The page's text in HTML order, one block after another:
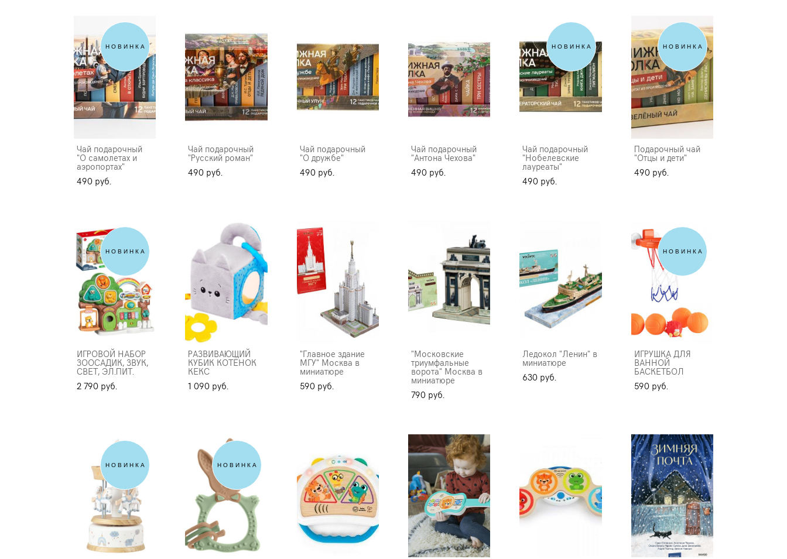
НОВИНКА
Чай подарочный
"О самолетах и
аэропортах"
490 pуб.
Чай подарочный
"Русский роман"
490 pуб.
Чай подарочный
"О дружбе"
490 pуб.
Чай подарочный
"Антона Чехова"
490 pуб.
НОВИНКА
Чай подарочный
"Нобелевские
лауреаты"
490 pуб.
НОВИНКА
Подарочный чай
"Отцы и дети"
490 pуб.
НОВИНКА
ИГРОВОЙ НАБОР
ЗООСАДИК, ЗВУК,
СВЕТ, ЭЛ.ПИТ.
2 790 pуб.
РАЗВИВАЮЩИЙ
КУБИК КОТЁНОК
КЕКС
1 090 pуб.
"Главное здание
МГУ" Москва в
миниатюре
590 pуб.
"Московские
триумфальные
ворота" Москва в
миниатюре
790 pуб.
Ледокол "Ленин" в
миниатюре
630 pуб.
НОВИНКА
ИГРУШКА ДЛЯ
ВАННОЙ
БАСКЕТБОЛ
590 pуб.
НОВИНКА НОВИНКА